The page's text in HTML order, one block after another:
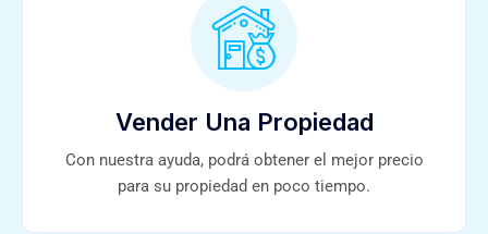
Vender Una Propiedad
Con nuestra ayuda, podrá obtener el mejor precio
para su propiedad en poco tiempo.